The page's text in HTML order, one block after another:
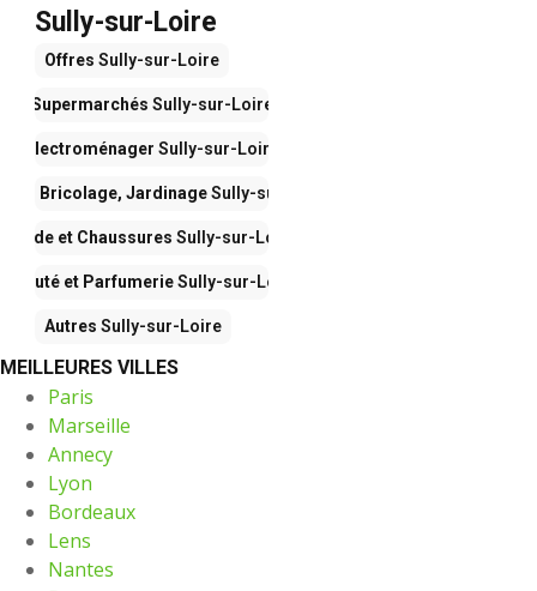
Sully-sur-Loire
Offres Sully-sur-Loire
Supermarchés Sully-sur-Loire
Électroménager Sully-sur-Loire
Bricolage, JardinageSully-sur-Loire
Mode et Chaussures Sully-sur-Loire
Beauté et ParfumerieSully-sur-Loire
Autres Sully-sur-Loire
MEILLEURES VILLES
Paris
Marseille
Annecy
Lyon
Bordeaux
Lens
Nantes